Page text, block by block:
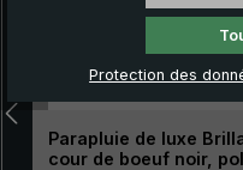
Parapluie de luxe
cour de boeuf noir,
Protection des